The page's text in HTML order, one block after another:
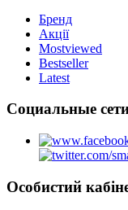
Бренд
Акції
Mostviewed
Bestseller
Latest
Социальные
Особистий